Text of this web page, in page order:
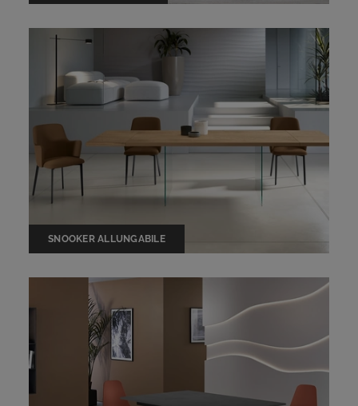
SNOOKER ALLUNGABILE